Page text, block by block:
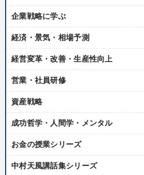
キーワード
経済予測 歴史に学ぶ 心を磨く
両利きの経営 企業再建
ondemand_video 経営音声・動画を探す
全国経営者セミナー収録物以外の経営教材（
企業戦略に学ぶ
経済・景気・相場予測
経営変革・改善・生産性向上
営業・社員研修
資産戦略
成功哲学・人間学・メンタル
お金の授業シリーズ
中村天風講話集シリーズ